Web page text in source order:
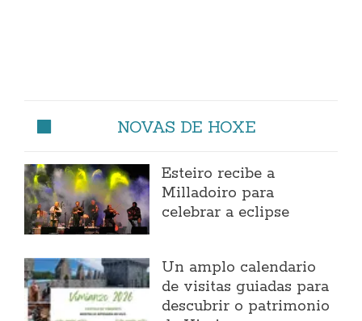
NOVAS DE HOXE
Esteiro recibe a
Milladoiro para
celebrar a eclipse
Un amplo calendario
de visitas guiadas para
descubrir o patrimonio